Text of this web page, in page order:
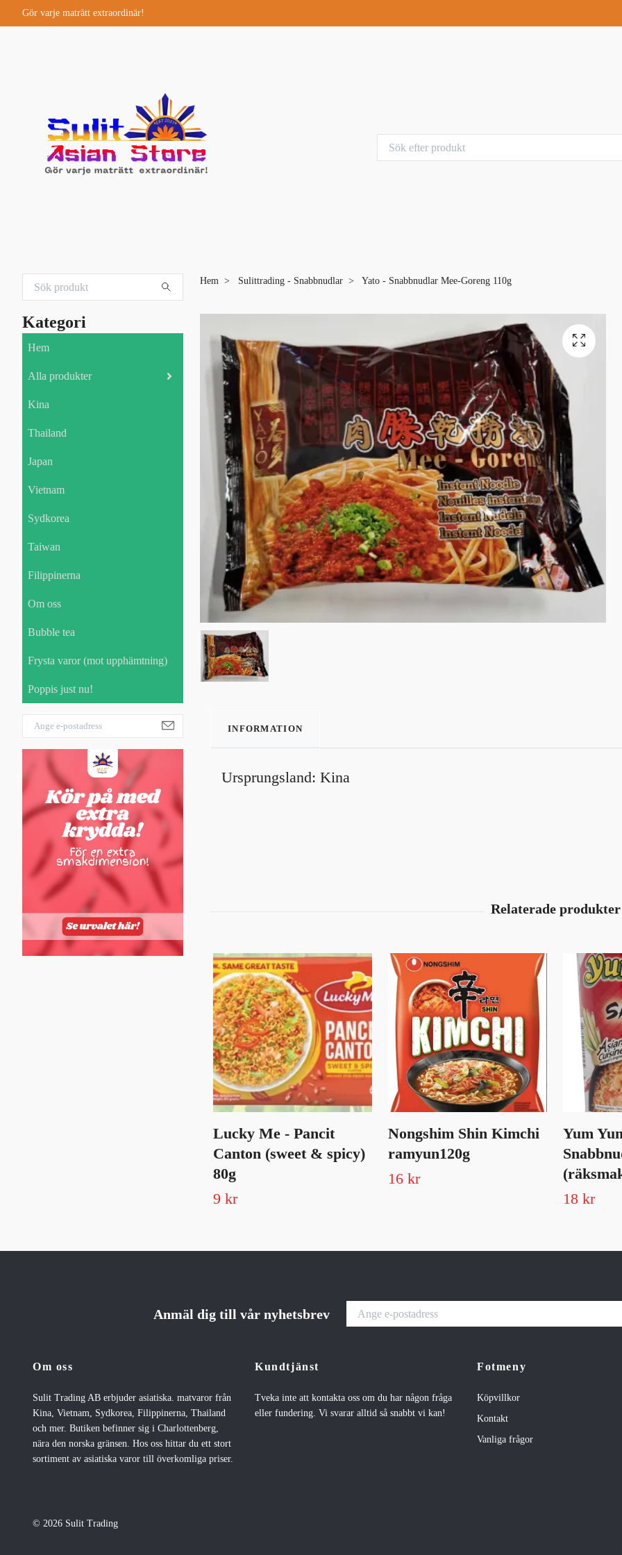
Gör varje maträtt extraordinär!
Kategori
Hem
Alla produkter
Kina
Thailand
Japan
Vietnam
Sydkorea
Taiwan
Filippinerna
Om oss
Bubble tea
Frysta varor (mot upphämtning)
Poppis just nu!
Hem Sulittrading - Snabbnudlar Yato - Snabbnudlar Mee-Goreng 110g
INFORMATION
Ursprungsland: Kina
Lucky Me - Pancit
Canton (sweet & spicy)
80g
9 kr
Nongshim Shin Kimchi
ramyun120g
16 kr
Yum
18 kr
Anmäl dig till vår nyhetsbrev
Om oss
Sulit Trading AB erbjuder asiatiska. matvaror från
Kina, Vietnam, Sydkorea, Filippinerna, Thailand
och mer. Butiken befinner sig i Charlottenberg,
nära den norska gränsen. Hos oss hittar du ett stort
sortiment av asiatiska varor till överkomliga priser.
Kundtjänst
Tveka inte att kontakta oss om du har någon fråga
eller fundering. Vi svarar alltid så snabbt vi kan!
Fotmeny
Köpvillkor
Kontakt
Vanliga frågor
© 2026 Sulit Trading